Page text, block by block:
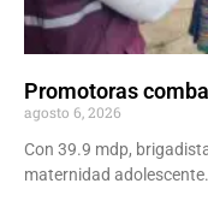
Promotoras
agosto 6, 2026
Con 39.9 mdp,
maternidad adolescente.